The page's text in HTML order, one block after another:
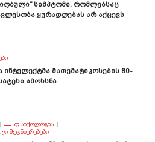
Სიმპტომი, Რომლებსაც
Ყურადღებას Არ Აქცევს
Მათემატიკოსების 80-
Ამოხსნა
ᲤᲡᲘᲥᲝᲚᲝᲒᲘᲐ
ᲛᲔᲪᲜᲘᲔᲠᲔᲑᲔᲑᲘ